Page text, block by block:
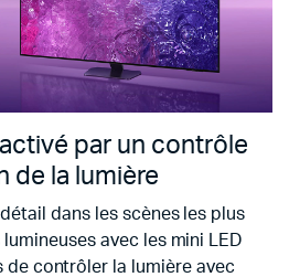
par un contrôle
de la lumière
dans les scènes les plus
avec les mini LED
de contrôler la lumière avec